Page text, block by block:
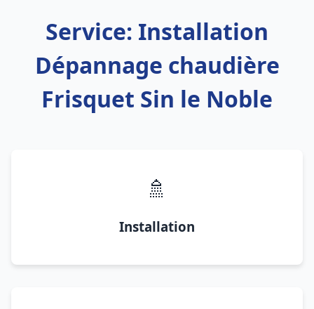
Service: Installation
Dépannage chaudière
Frisquet Sin le Noble
🚿
Installation